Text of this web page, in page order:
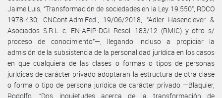
Jaime Luis, “Transformación de sociedades en la Ley 19.550”, RDCO
1978-430; CNCont.Adm.Fed., 19/06/2018, “Adler Hasenclever &
Asociados S.R.L. c. EN-AFIP-DGI Resol. 183/12 (RMIC) y otro s/
proceso de conocimiento”—, llegando incluso a propiciar la
admisión de la subsistencia de la personalidad jurídica en los casos
en que cualquiera de las clases o formas o tipos de personas
jurídicas de carácter privado adoptaran la estructura de otra clase
o forma o tipo de persona jurídica de carácter privado —Blaquier,
Rodolfo, “Dos inquietudes acerca de la transformación de